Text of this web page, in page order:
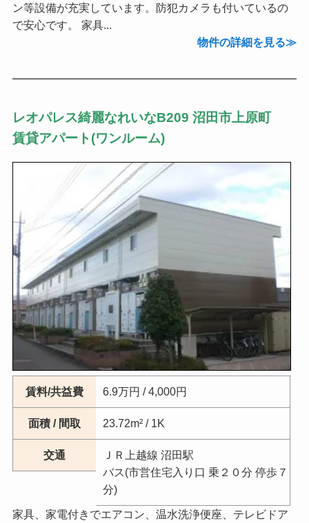
ン等設備が充実しています。防犯カメラも付いているの
で安心です。 家具...
物件の詳細を見る
レオパレス綺麗なれいなB209 沼田市上原町
賃貸アパート(ワンルーム)
賃料/共益費 6.9万円 / 4,000円
面積 / 間取 23.72m² / 1K
交通
ＪＲ上越線 沼田駅
バス(市営住宅入り口 乗２０分 停歩７
分)
家具、家電付きでエアコン、温水洗浄便座、テレビドア